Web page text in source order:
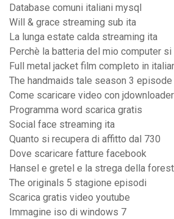
Database comuni italiani mysql
Will & grace streaming sub ita
La lunga estate calda streaming ita
Perchè la batteria del mio computer
Full metal jacket film completo in
The handmaids tale season 3
Come scaricare video con
Programma word scarica gratis
Social face streaming ita
Quanto si recupera di affitto dal 730
Dove scaricare fatture facebook
Hansel e gretel e la strega della
The originals 5 stagione episodi
Scarica gratis video youtube
Immagine iso di windows 7